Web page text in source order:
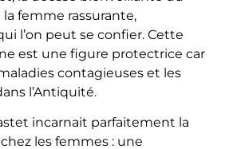
femme rassurante,
l’on peut se confier. Cette
est une figure protectrice car
contagieuses et les
l’Antiquité.
incarnait parfaitement la
les femmes : une